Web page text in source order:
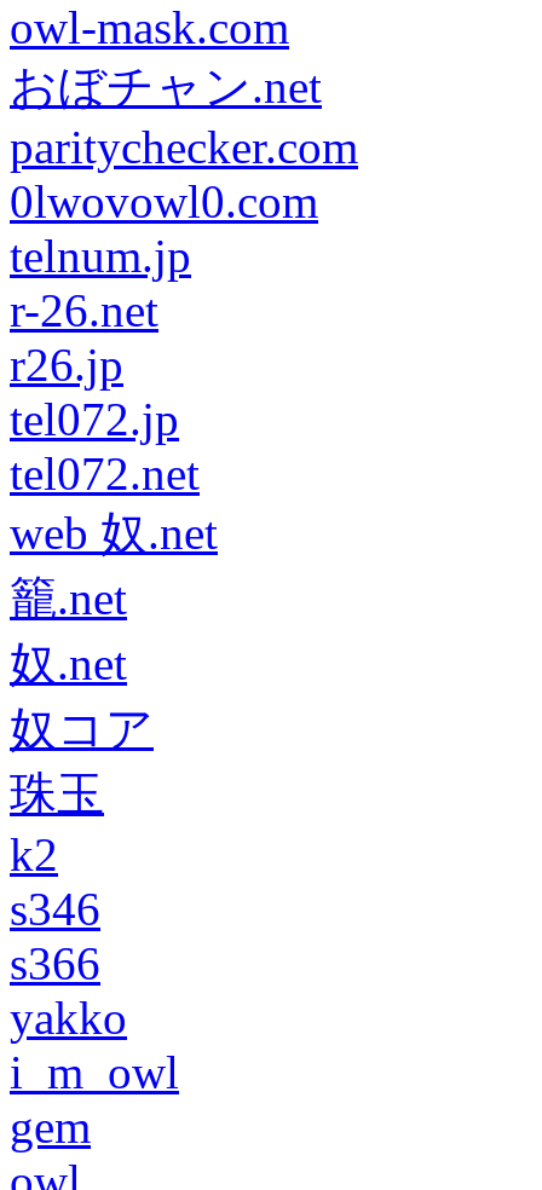
owl-mask.com
おぼチャン.net
paritychecker.com
0lwovowl0.com
telnum.jp
r-26.net
r26.jp
tel072.jp
tel072.net
web 奴.net
籠.net
奴.net
奴コア
珠玉
k2
s346
s366
yakko
i_m_owl
gem